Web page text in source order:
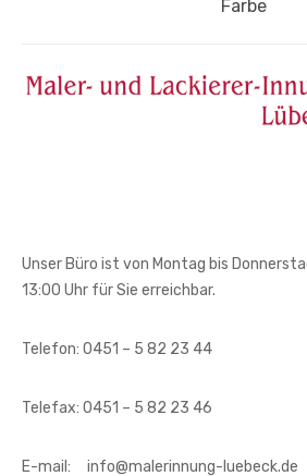
Farbe
Unser Büro ist von Montag bis
13:00 Uhr für Sie erreichbar.
Telefon: 0451 – 5 82 23 44
Telefax: 0451 – 5 82 23 46
E-mail: info@malerinnung-luebeck.de